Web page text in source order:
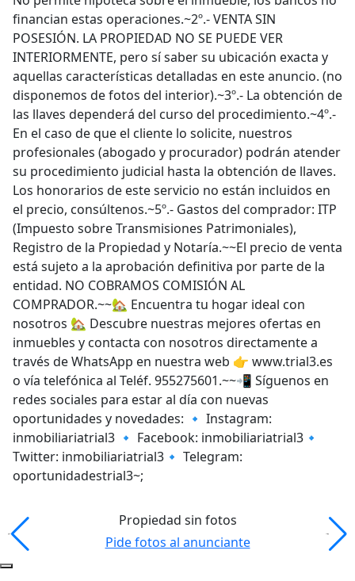
financian estas operaciones.~2º.- VENTA SIN
POSESIÓN. LA PROPIEDAD NO SE PUEDE VER
INTERIORMENTE, pero sí saber su ubicación exacta y
aquellas características detalladas en este anuncio. (no
disponemos de fotos del interior).~3º.- La obtención de
las llaves dependerá del curso del procedimiento.~4º.-
En el caso de que el cliente lo solicite, nuestros
profesionales (abogado y procurador) podrán atender
su procedimiento judicial hasta la obtención de llaves.
Los honorarios de este servicio no están incluidos en
el precio, consúltenos.~5º.- Gastos del comprador: ITP
(Impuesto sobre Transmisiones Patrimoniales),
Registro de la Propiedad y Notaría.~~El precio de venta
está sujeto a la aprobación definitiva por parte de la
entidad. NO COBRAMOS COMISIÓN AL
COMPRADOR.~~🏡 Encuentra tu hogar ideal con
nosotros 🏡 Descubre nuestras mejores ofertas en
inmuebles y contacta con nosotros directamente a
través de WhatsApp en nuestra web 👉 www.trial3.es
o vía telefónica al Teléf. 955275601.~~📲 Síguenos en
redes sociales para estar al día con nuevas
oportunidades y novedades: 🔹 Instagram:
inmobiliariatrial3 🔹 Facebook: inmobiliariatrial3🔹
Twitter: inmobiliariatrial3🔹 Telegram:
oportunidadestrial3~;
Propiedad sin fotos
Pide fotos al anunciante